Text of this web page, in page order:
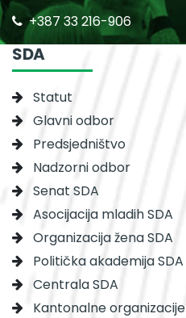
+387 33 216-906
SDA
Statut
Glavni odbor
Predsjedništvo
Nadzorni odbor
Senat SDA
Asocijacija mladih SDA
Organizacija žena SDA
Politička akademija SDA
Centrala SDA
Kantonalne organizacije